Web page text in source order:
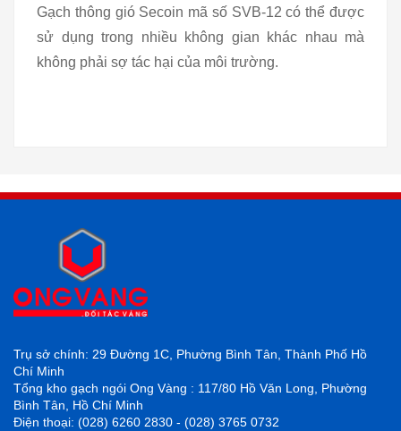
Gạch thông gió Secoin mã số SVB-12 có thể được
sử dụng trong nhiều không gian khác nhau mà
không phải sợ tác hại của môi trường.
Trụ sở chính: 29 Đường 1C, Phường Bình Tân, Thành Phố Hồ
Chí Minh
Tổng kho gạch ngói Ong Vàng : 117/80 Hồ Văn Long, Phường
Bình Tân, Hồ Chí Minh
Điện thoại: (028) 6260 2830 - (028) 3765 0732